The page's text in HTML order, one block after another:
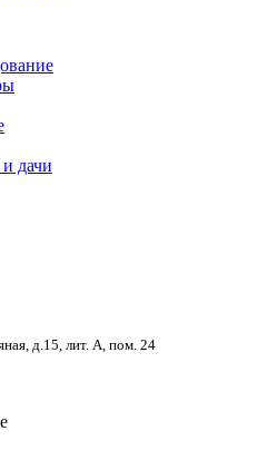
дачи
д.15, лит. А, пом. 24